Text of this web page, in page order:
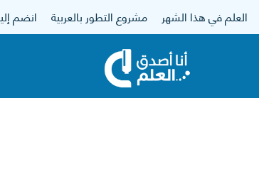
العلم في هذا الشهر مشروع التطور بالعربية انضم